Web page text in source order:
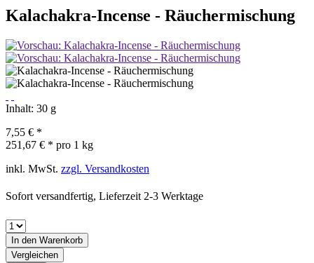
Kalachakra-Incense - Räuchermischung
Inhalt: 30 g
7,55 € *
251,67 € * pro 1 kg
inkl. MwSt. zzgl. Versandkosten
Sofort versandfertig, Lieferzeit 2-3 Werktage
In den Warenkorb
Vergleichen